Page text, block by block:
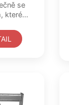
se
které...